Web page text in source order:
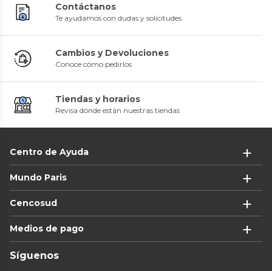
Contáctanos
Te ayudamos con dudas y solicitudes
Cambios y Devoluciones
Conoce cómo pedirlos
Tiendas y horarios
Revisa dónde están nuestras tiendas
Centro de Ayuda
Mundo Paris
Cencosud
Medios de pago
Síguenos